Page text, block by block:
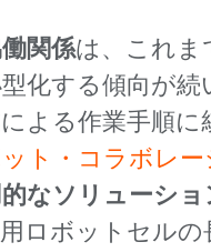
関係は、これま
化する傾向が
よる作業手順に
ト・コラボレー
なソリューショ
ロボットセル